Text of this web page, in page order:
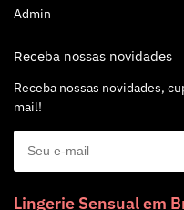
Admin
Receba nossas novidades
Receba nossas novidades,
mail!
Lingerie Sensual em